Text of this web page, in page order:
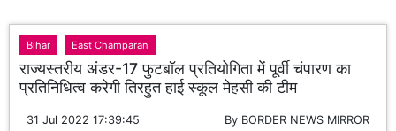
Bihar East Champaran
राज्यस्तरीय अंडर-17 फुटबॉल प्रतियोगिता में पूर्वी चंपारण का
प्रतिनिधित्व करेगी तिरहुत हाई स्कूल मेहसी की टीम
31 Jul 2022 17:39:45 By BORDER NEWS MIRROR